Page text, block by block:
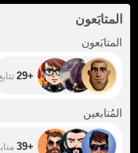
المتابَعون
المتابَعون
+29 تتابع
المُتابعين
+39